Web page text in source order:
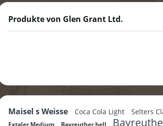
Produkte von Glen Grant Ltd.
Maisel s Weisse Coca Cola Light Selters
Extaler Medium Bayreuther hell